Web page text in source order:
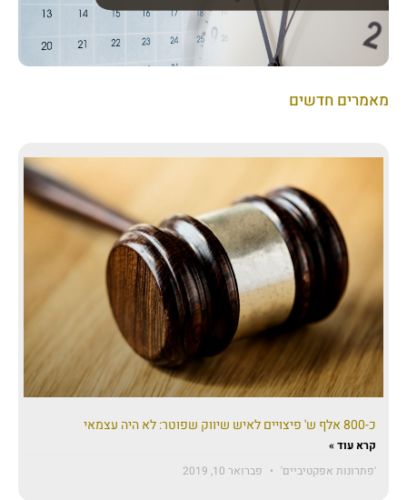
מאמרים חדשים
כ-800 אלף ש' פיצויים לאיש שיווק שפוטר: לא היה עצמאי
קרא עוד »
'פתרונות אפקטיביים'
פברואר 10, 2019